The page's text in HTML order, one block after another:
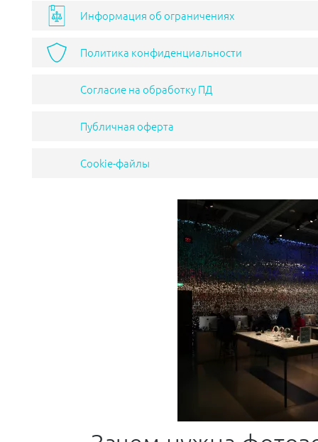
Информация об ограничениях
Политика конфиденциальности
Согласие на обработку ПД
Публичная оферта
Cookie-файлы